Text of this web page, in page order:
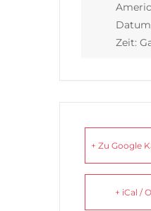
Zeit:
+ Zu Google
+ iCal /